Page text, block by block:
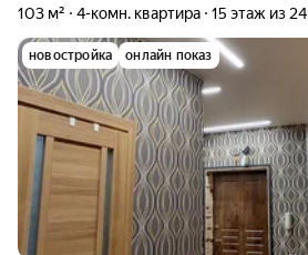
103 м² 4-комн. квартира 15 этаж из 24
новостройка онлайн показ